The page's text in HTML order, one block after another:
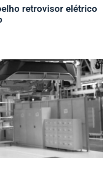
retrovisor elétrico